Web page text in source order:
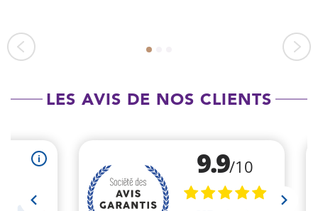
LES AVIS DE NOS CLIENTS